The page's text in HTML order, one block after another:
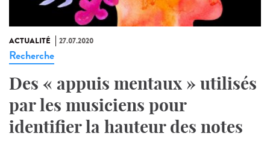
ACTUALITÉ 27.07.2020
Recherche
Des « appuis mentaux » utilisés
par les musiciens pour
identifier la hauteur des notes